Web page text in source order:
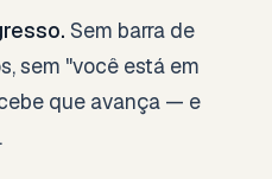
Sem barra de
sem "você está em
que avança — e